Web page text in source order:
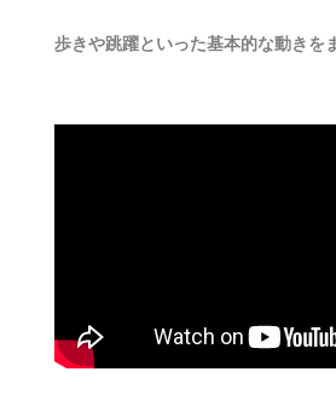
歩きや跳躍といった基本的な動きを